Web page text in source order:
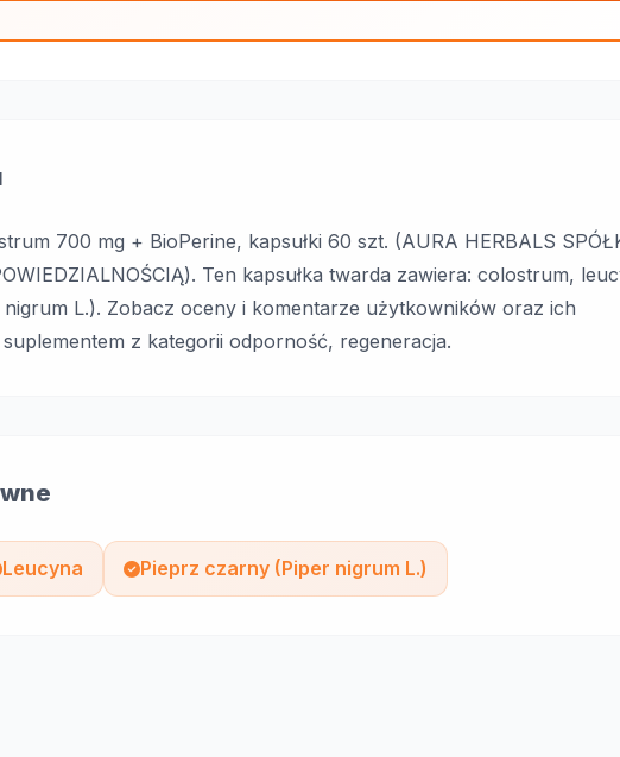
700 mg + BioPerine, kapsułki 60 szt. (AURA HERBALS
Ten kapsułka twarda zawiera: colostrum,
L.). Zobacz oceny i komentarze użytkowników oraz ich
z kategorii odporność, regeneracja.
Leucyna Pieprz czarny (Piper nigrum L.)